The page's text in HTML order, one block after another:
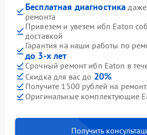
Бесплатная диагностика
ремонта
Привезем и увезем ибп Eaton
доставкой
Гарантия на наши работы по
до 3-х лет
Срочный ремонт ибп Eaton в
Скидка для вас до 20%
Получите 1500 рублей на ремонт
Оригинальные комплектующие
Получить